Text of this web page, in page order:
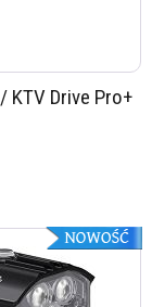
KTV Drive Pro+